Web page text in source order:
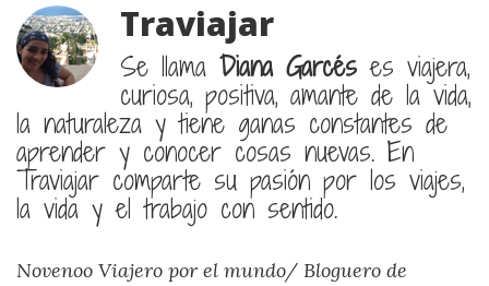
Traviajar
Se llama Diana Garcés es viajera,
curiosa, positiva, amante de la vida,
la naturaleza y tiene ganas constantes de
aprender y conocer cosas nuevas. En
Traviajar comparte su pasión por los viajes,
la vida y el trabajo con sentido.
Novenoo Viajero por el mundo/ Bloguero de